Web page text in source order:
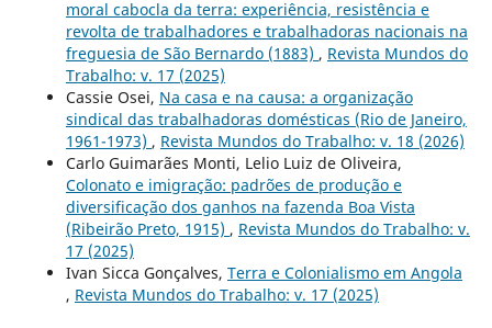
moral cabocla da terra: experiência, resistência e
revolta de trabalhadores e trabalhadoras nacionais na
freguesia de São Bernardo (1883) , Revista Mundos do
Trabalho: v. 17 (2025)
Cassie Osei, Na casa e na causa: a organização
sindical das trabalhadoras domésticas (Rio de Janeiro,
1961-1973) , Revista Mundos do Trabalho: v. 18 (2026)
Carlo Guimarães Monti, Lelio Luiz de Oliveira,
Colonato e imigração: padrões de produção e
diversificação dos ganhos na fazenda Boa Vista
(Ribeirão Preto, 1915) , Revista Mundos do Trabalho: v.
17 (2025)
Ivan Sicca Gonçalves, Terra e Colonialismo em Angola
, Revista Mundos do Trabalho: v. 17 (2025)